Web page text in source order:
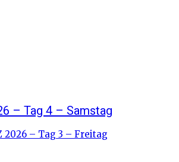
– Tag 4 – Samstag